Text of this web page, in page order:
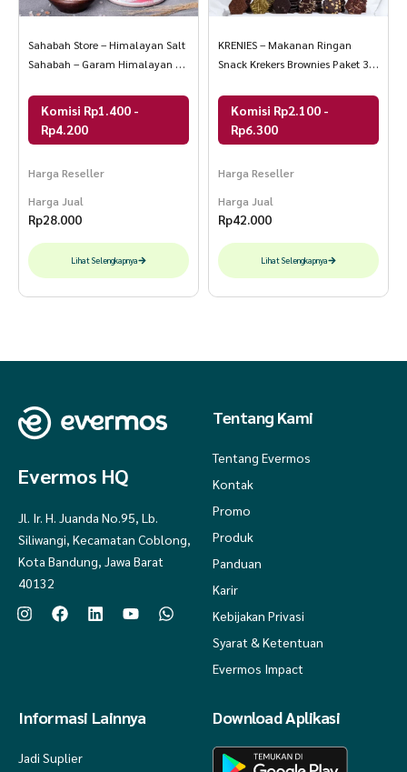
Sahabah Store – Himalayan Salt
Sahabah – Garam Himalayan –
Komisi Rp1.400 -
Rp4.200
Harga Reseller
Harga Jual
Rp28.000
Lihat Selengkapnya
KRENIES – Makanan Ringan
Snack Krekers Brownies Paket 3
Komisi Rp2.100 -
Rp6.300
Harga Reseller
Harga Jual
Rp42.000
Lihat Selengkapnya
Evermos HQ
Jl. Ir. H. Juanda No.95, Lb.
Siliwangi, Kecamatan Coblong,
Kota Bandung, Jawa Barat
40132
Tentang Kami
Tentang Evermos
Kontak
Promo
Produk
Panduan
Karir
Kebijakan Privasi
Syarat & Ketentuan
Evermos Impact
Informasi Lainnya
Jadi Suplier
Download Aplikasi